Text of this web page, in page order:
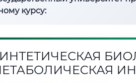
курсу: